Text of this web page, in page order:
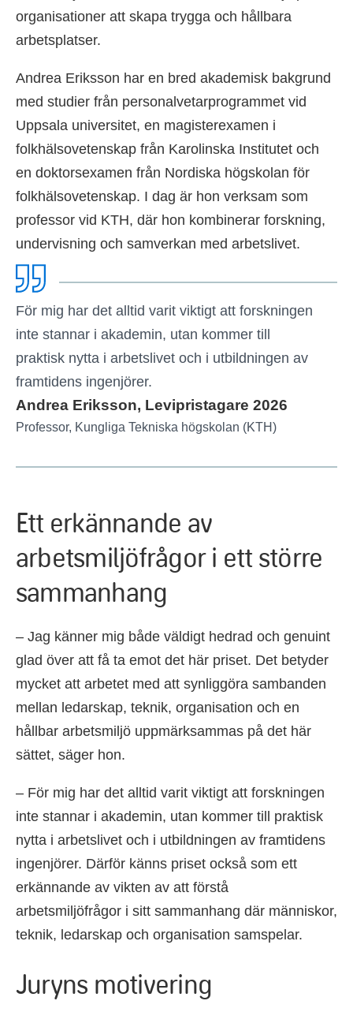
organisationer att skapa trygga och hållbara
arbetsplatser.
Andrea Eriksson har en bred akademisk bakgrund
med studier från personalvetarprogrammet vid
Uppsala universitet, en magisterexamen i
folkhälsovetenskap från Karolinska Institutet och
en doktorsexamen från Nordiska högskolan för
folkhälsovetenskap. I dag är hon verksam som
professor vid KTH, där hon kombinerar forskning,
undervisning och samverkan med arbetslivet.
För mig har det alltid varit viktigt att forskningen
inte stannar i akademin, utan kommer till
praktisk nytta i arbetslivet och i utbildningen av
framtidens ingenjörer.
Andrea Eriksson, Levipristagare 2026
Professor, Kungliga Tekniska högskolan (KTH)
Ett erkännande av
arbetsmiljöfrågor i ett större
sammanhang
– Jag känner mig både väldigt hedrad och genuint
glad över att få ta emot det här priset. Det betyder
mycket att arbetet med att synliggöra sambanden
mellan ledarskap, teknik, organisation och en
hållbar arbetsmiljö uppmärksammas på det här
sättet, säger hon.
– För mig har det alltid varit viktigt att forskningen
inte stannar i akademin, utan kommer till praktisk
nytta i arbetslivet och i utbildningen av framtidens
ingenjörer. Därför känns priset också som ett
erkännande av vikten av att förstå
arbetsmiljöfrågor i sitt sammanhang där människor,
teknik, ledarskap och organisation samspelar.
Juryns motivering